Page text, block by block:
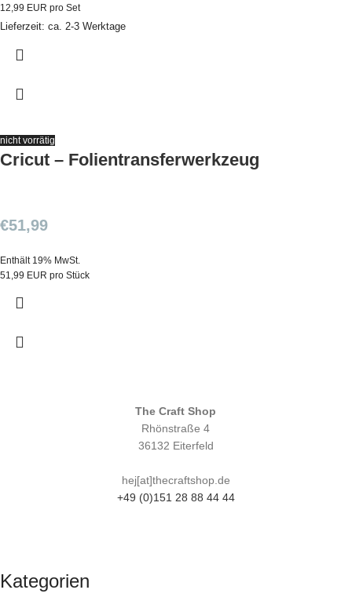
12,99 EUR pro Set
Lieferzeit: ca. 2-3 Werktage
nicht vorrätig
Cricut – Folientransferwerkzeug
€51,99
Enthält 19% MwSt.
51,99 EUR pro Stück
The Craft Shop
Rhönstraße 4
36132 Eiterfeld
hej[at]thecraftshop.de
+49 (0)151 28 88 44 44
Kategorien